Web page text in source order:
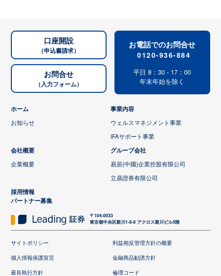
ホーム
お知らせ
事業内容
ウェルスマネジメント事業
IFAサポート事業
会社概要
企業概要
グループ会社
易居(中國)企業控股有限公司
立鼎證券有限公司
採用情報
パートナー募集
〒104-0033
東京都中央区新川1-8-8 アクロス新川ビル5階
口座開設
（申込書請求）
お問合せ
（入力フォーム）
お電話でのお問合せ
0120-936-884
平日 8：30 - 17：00
年末年始を除く
サイトポリシー
利益相反管理方針の概要
個人情報保護宣言
金融商品勧誘方針
最良執行方針
倫理コード